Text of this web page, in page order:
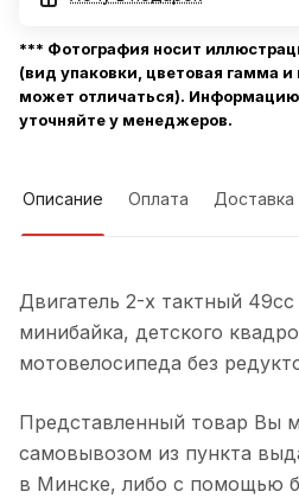
*** Фотография носит
(вид упаковки, цветовая гамма
может отличаться). Информацию
уточняйте у менеджеров.
Описание Оплата Доставка
Двигатель 2-х тактный
минибайка, детского
мотовелосипеда без
Представленный товар Вы
самовывозом из пункта
в Минске, либо с помощью